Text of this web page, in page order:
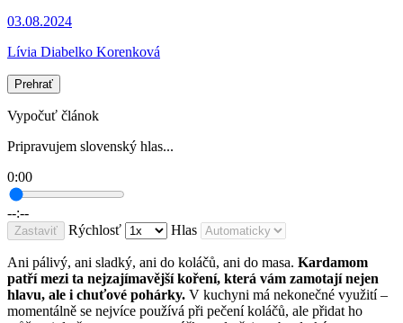
03.08.2024
Lívia Diabelko Korenková
Prehrať
Vypočuť článok
Pripravujem slovenský hlas...
0:00
--:--
Zastaviť Rýchlosť Hlas
Ani pálivý, ani sladký, ani do koláčů, ani do masa. Kardamom
patří mezi ta nejzajímavější koření, která vám zamotají nejen
hlavu, ale i chuťové pohárky. V kuchyni má nekonečné využití –
momentálně se nejvíce používá při pečení koláčů, ale přidat ho